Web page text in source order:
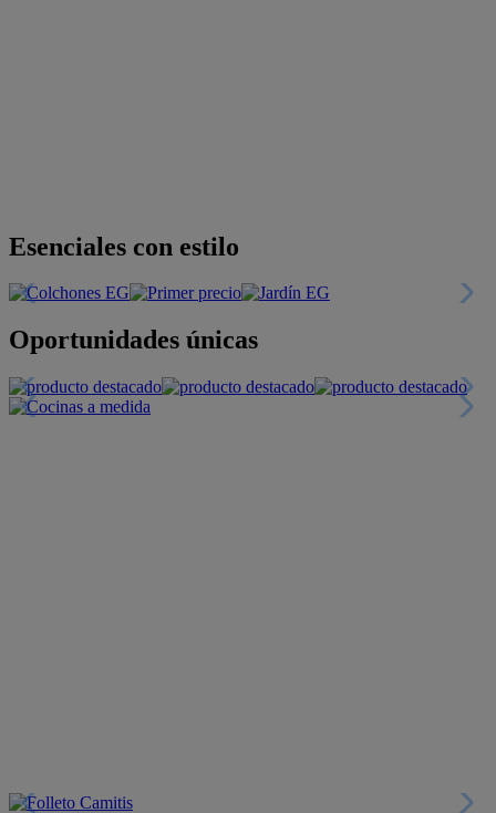
Esenciales con estilo
Oportunidades únicas